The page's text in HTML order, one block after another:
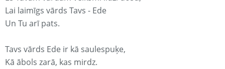
Lai laimīgs vārds Tavs - Ede
Un Tu arī pats.
Tavs vārds Ede ir kā saulespuķe,
Kā ābols zarā, kas mirdz.